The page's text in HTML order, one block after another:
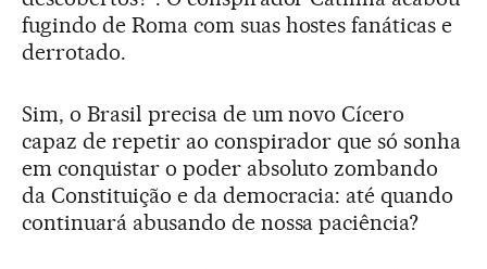
fugindo de Roma com suas hostes fanáticas e
derrotado.
Sim, o Brasil precisa de um novo Cícero
capaz de repetir ao conspirador que só sonha
em conquistar o poder absoluto zombando
da Constituição e da democracia: até quando
continuará abusando de nossa paciência?